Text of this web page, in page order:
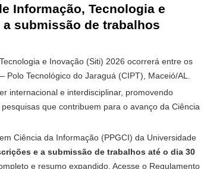
Informação, Tecnologia e
submissão de trabalhos
e Inovação (Siti) 2026 ocorrerá entre os
Tecnológico do Jaraguá (CIPT), Maceió/AL.
internacional e interdisciplinar, promovendo
que contribuem para o avanço da Ciência
Ciência da Informação (PPGCI) da Universidade
e a submissão de trabalhos até o dia 30
e resumo expandido. Acesse o Regulamento